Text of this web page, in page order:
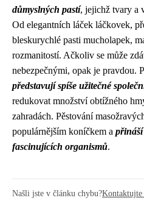
důmyslných pastí, jejichž tvary a
Od elegantních láček láčkovek,
bleskurychlé pasti mucholapek,
rozmanitostí. Ačkoliv se může
nebezpečnými, opak je pravdou.
představují spíše užitečné
redukovat množství obtížného
zahradách. Pěstování
populárnějším koníčkem a přináší
fascinujících organismů.
Našli jste v článku chybu?Kontaktujte